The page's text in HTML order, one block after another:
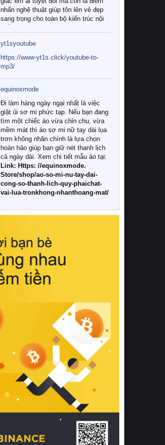
nhấn nghệ thuật giúp tôn lên vẻ đẹp
sang trọng cho toàn bộ kiến trúc nội
Tuy nhiên, giữa thị trường đa dạng
với vô vàn thương hiệu và mẫu mã
như hiện nay, làm thế nào để chọn
được những bộ chăn ga gối đệm cao
cấp thực sự chất lượng, phù hợp với
khí hậu và nhu cầu sử dụng của gia
đình? Hãy cùng chúng tôi đi tìm lời
giải đáp chi tiết qua bài viết dưới đây.
1. Tại sao các gia đình hiện đại lại ưa
chuộng chăn ga gối đệm cao cấp?
Khác với các dòng sản phẩm thông
thường, những bộ chăn ga gối đệm
cao cấp trải qua quy trình sản xuất
nghiêm ngặt từ khâu chọn lọc nguyên
liệu tự nhiên đến công nghệ dệt
nhuộm hiện đại không chứa hóa chất
này, bạn sẽ cảm nhận rõ rệt sự khác
hồi chuẩn xác của phần đệm nâng đỡ
cột sống.
Bên cạnh đó, việc lựa chọn các dòng
sản phẩm đạt chuẩn chất lượng quốc
tế còn giúp ngăn ngừa tình trạng kích
khuẩn và nấm mốc trong điều kiện
thời tiết nóng ẩm. Bạn có thể tìm hiểu
thêm các nghiên cứu khoa học về tác
động của giấc ngủ và môi trường
phòng ngủ đối với sức khỏe con
người tại Sleep Foundation (External
Link) để có cái nhìn toàn diện hơn.
2. Các tiêu chí vàng khi lựa chọn
chăn ga gối đệm cao cấp cho phòng
ngủ
Để sở hữu một bộ chăn ga gối đệm
cao cấp hoàn hảo cả về thẩm mỹ lẫn
công năng, người tiêu dùng cần cân
nhắc kỹ lưỡng các tiêu chí quan trọng
yt1syoutube
https://www-yt1s.click/youtube-to-
mp3/
equinoxmode
Đi làm hàng ngày ngại nhất là việc
giặt ủi sơ mi phức tạp. Nếu bạn đang
tìm một chiếc áo vừa chỉn chu, vừa
mềm mát thì áo sơ mi nữ tay dài lụa
trơn không nhăn chính là lựa chọn
hoàn hảo giúp bạn giữ nét thanh lịch
cả ngày dài. Xem chi tiết mẫu áo tại:
Link: Https: //equinoxmode.
Store/shop/ao-so-mi-nu-tay-dai-
cong-so-thanh-lich-quy-phaichat-
vai-lua-tronkhong-nhanthoang-mat/